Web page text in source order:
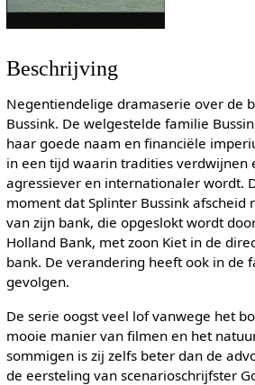
Beschrijving
Negentiendelige dramaserie over de
Bussink. De welgestelde familie
haar goede naam en financiële
in een tijd waarin tradities verdwijnen
agressiever en internationaler wordt.
moment dat Splinter Bussink afscheid
van zijn bank, die opgeslokt wordt
Holland Bank, met zoon Kiet in de
bank. De verandering heeft ook in de
gevolgen.
De serie oogst veel lof vanwege het
mooie manier van filmen en het
sommigen is zij zelfs beter dan de
de eersteling van scenarioschrijfster